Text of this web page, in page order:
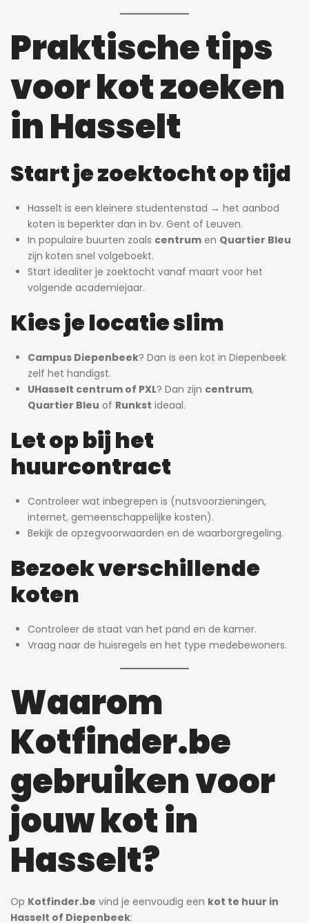
Praktische tips
voor kot zoeken
in Hasselt
Start je zoektocht op tijd
Hasselt is een kleinere studentenstad → het aanbod
koten is beperkter dan in bv. Gent of Leuven.
In populaire buurten zoals centrum en Quartier Bleu
zijn koten snel volgeboekt.
Start idealiter je zoektocht vanaf maart voor het
volgende academiejaar.
Kies je locatie slim
Campus Diepenbeek? Dan is een kot in Diepenbeek
zelf het handigst.
UHasselt centrum of PXL? Dan zijn centrum,
Quartier Bleu of Runkst ideaal.
Let op bij het
huurcontract
Controleer wat inbegrepen is (nutsvoorzieningen,
internet, gemeenschappelijke kosten).
Bekijk de opzegvoorwaarden en de waarborgregeling.
Bezoek verschillende
koten
Controleer de staat van het pand en de kamer.
Vraag naar de huisregels en het type medebewoners.
Waarom
Kotfinder.be
gebruiken voor
jouw kot in
Hasselt?
Op Kotfinder.be vind je eenvoudig een kot te huur in
Hasselt of Diepenbeek: